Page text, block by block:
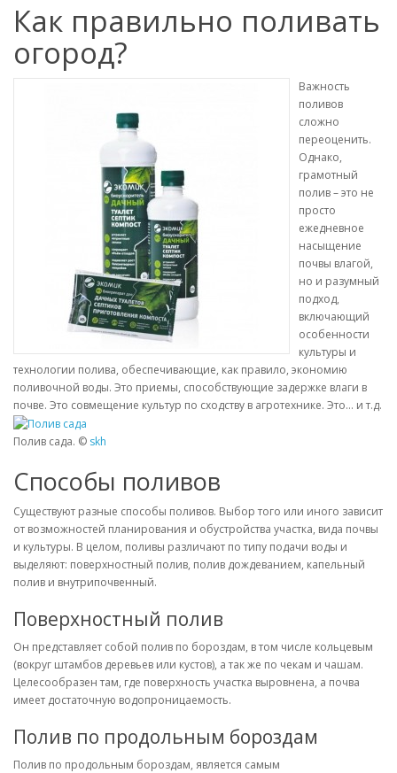
Как правильно поливать
огород?
Важность
поливов
сложно
переоценить.
Однако,
грамотный
полив – это не
просто
ежедневное
насыщение
почвы влагой,
но и разумный
подход,
включающий
особенности
культуры и
технологии полива, обеспечивающие, как правило, экономию
поливочной воды. Это приемы, способствующие задержке влаги в
почве. Это совмещение культур по сходству в агротехнике. Это… и т.д.
Полив сада. © skh
Способы поливов
Существуют разные способы поливов. Выбор того или иного зависит
от возможностей планирования и обустройства участка, вида почвы
и культуры. В целом, поливы различают по типу подачи воды и
выделяют: поверхностный полив, полив дождеванием, капельный
полив и внутрипочвенный.
Поверхностный полив
Он представляет собой полив по бороздам, в том числе кольцевым
(вокруг штамбов деревьев или кустов), а так же по чекам и чашам.
Целесообразен там, где поверхность участка выровнена, а почва
имеет достаточную водопроницаемость.
Полив по продольным бороздам
Полив по продольным бороздам, является самым